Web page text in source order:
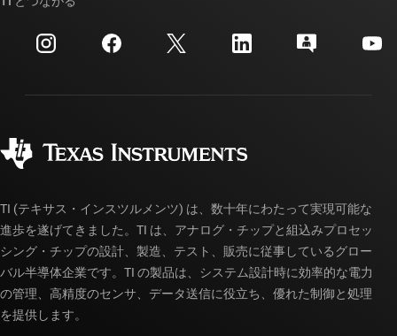
投資家向け情報
製造
カスタマー・サポート・センター
myTI アカウントの FAQ
ご注文に関する FAQ
TI (テキサス・インスツルメンツ) は、数十年にわたって実現可能な
進歩を遂げてきました。TI は、アナログ・チップと組込みプロセッ
シング・チップの設計、製造、テスト、販売に従事しているグロー
バル半導体企業です。TI の製品は、システム設計時に効率的な電力
の管理、高精度のセンサ、データ送信に役立ち、優れた制御と処理
を提供します。